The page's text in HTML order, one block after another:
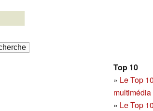
Top 10
» Le Top
multimédia
» Le Top